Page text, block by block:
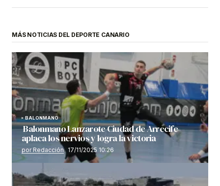
MÁS NOTICIAS DEL DEPORTE CANARIO
BALONMANO
Balonmano Lanzarote Ciudad de Arrecife
aplaca los nervios y logra la victoria
por Redacción 17/11/2025 10:26